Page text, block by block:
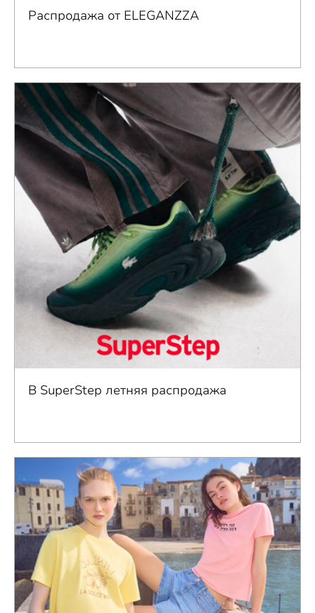
Распродажа от ELEGANZZA
В SuperStep летняя распродажа